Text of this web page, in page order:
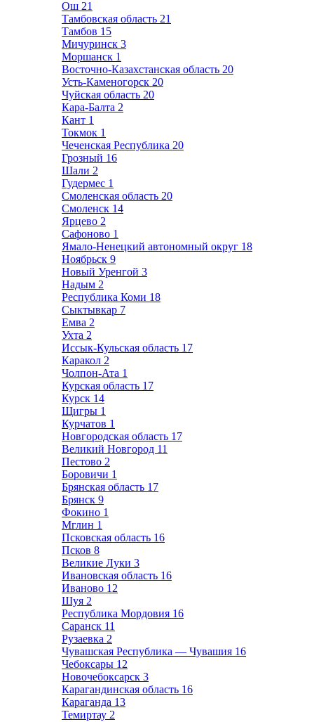
Ош 21
Тамбовская область 21
Тамбов 15
Мичуринск 3
Моршанск 1
Восточно-Казахстанская область 20
Усть-Каменогорск 20
Чуйская область 20
Кара-Балта 2
Кант 1
Токмок 1
Чеченская Республика 20
Грозный 16
Шали 2
Гудермес 1
Смоленская область 20
Смоленск 14
Ярцево 2
Сафоново 1
Ямало-Ненецкий автономный округ 18
Ноябрьск 9
Новый Уренгой 3
Надым 2
Республика Коми 18
Сыктывкар 7
Емва 2
Ухта 2
Иссык-Кульская область 17
Каракол 2
Чолпон-Ата 1
Курская область 17
Курск 14
Щигры 1
Курчатов 1
Новгородская область 17
Великий Новгород 11
Пестово 2
Боровичи 1
Брянская область 17
Брянск 9
Фокино 1
Мглин 1
Псковская область 16
Псков 8
Великие Луки 3
Ивановская область 16
Иваново 12
Шуя 2
Республика Мордовия 16
Саранск 11
Рузаевка 2
Чувашская Республика — Чувашия 16
Чебоксары 12
Новочебоксарск 3
Карагандинская область 16
Караганда 13
Темиртау 2